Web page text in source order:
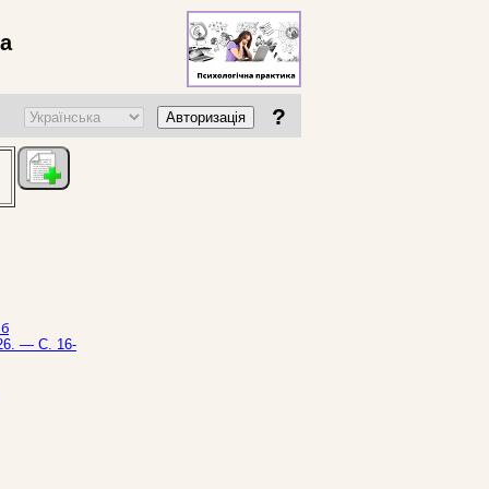
Авторизація ?
26. — С. 16-